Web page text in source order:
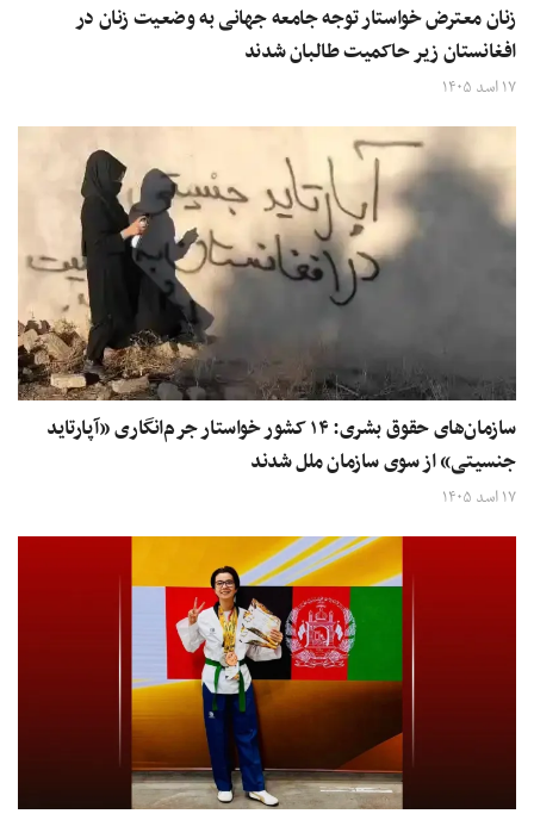
زنان معترض خواستار توجه جامعه جهانی به وضعیت زنان در
افغانستان زیر حاکمیت طالبان شدند
۱۷ اسد ۱۴۰۵
سازمان‌های حقوق بشری: ۱۴ کشور خواستار جرم‌انگاری «آپارتاید
جنسیتی» از سوی سازمان ملل شدند
۱۷ اسد ۱۴۰۵